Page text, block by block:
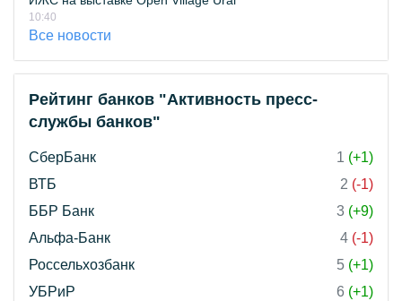
10:40
Все новости
Рейтинг банков "Активность пресс-
службы банков"
СберБанк 1 (+1)
ВТБ
2 (-1)
ББР Банк
3 (+9)
Альфа-Банк
4 (-1)
Россельхозбанк
5 (+1)
УБРиР
6 (+1)